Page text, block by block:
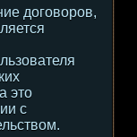
договоров,
это
с